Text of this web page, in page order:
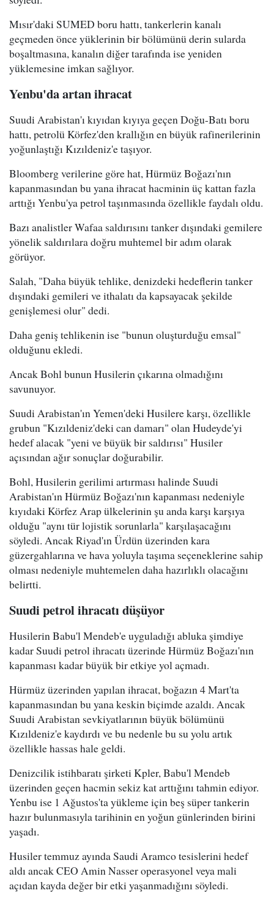
Mısır'daki SUMED boru hattı, tankerlerin kanalı
geçmeden önce yüklerinin bir bölümünü derin sularda
boşaltmasına, kanalın diğer tarafında ise yeniden
yüklemesine imkan sağlıyor.
Yenbu'da artan ihracat
Suudi Arabistan'ı kıyıdan kıyıya geçen Doğu-Batı boru
hattı, petrolü Körfez'den krallığın en büyük rafinerilerinin
yoğunlaştığı Kızıldeniz'e taşıyor.
Bloomberg verilerine göre hat, Hürmüz Boğazı'nın
kapanmasından bu yana ihracat hacminin üç kattan fazla
arttığı Yenbu'ya petrol taşınmasında özellikle faydalı oldu.
Bazı analistler Wafaa saldırısını tanker dışındaki gemilere
yönelik saldırılara doğru muhtemel bir adım olarak
görüyor.
Salah, "Daha büyük tehlike, denizdeki hedeflerin tanker
dışındaki gemileri ve ithalatı da kapsayacak şekilde
genişlemesi olur" dedi.
Daha geniş tehlikenin ise "bunun oluşturduğu emsal"
olduğunu ekledi.
Ancak Bohl bunun Husilerin çıkarına olmadığını
savunuyor.
Suudi Arabistan'ın Yemen'deki Husilere karşı, özellikle
grubun "Kızıldeniz'deki can damarı" olan Hudeyde'yi
hedef alacak "yeni ve büyük bir saldırısı" Husiler
açısından ağır sonuçlar doğurabilir.
Bohl, Husilerin gerilimi artırması halinde Suudi
Arabistan'ın Hürmüz Boğazı'nın kapanması nedeniyle
kıyıdaki Körfez Arap ülkelerinin şu anda karşı karşıya
olduğu "aynı tür lojistik sorunlarla" karşılaşacağını
söyledi. Ancak Riyad'ın Ürdün üzerinden kara
güzergahlarına ve hava yoluyla taşıma seçeneklerine sahip
olması nedeniyle muhtemelen daha hazırlıklı olacağını
belirtti.
Suudi petrol ihracatı düşüyor
Husilerin Babu'l Mendeb'e uyguladığı abluka şimdiye
kadar Suudi petrol ihracatı üzerinde Hürmüz Boğazı'nın
kapanması kadar büyük bir etkiye yol açmadı.
Hürmüz üzerinden yapılan ihracat, boğazın 4 Mart'ta
kapanmasından bu yana keskin biçimde azaldı. Ancak
Suudi Arabistan sevkiyatlarının büyük bölümünü
Kızıldeniz'e kaydırdı ve bu nedenle bu su yolu artık
özellikle hassas hale geldi.
Denizcilik istihbaratı şirketi Kpler, Babu'l Mendeb
üzerinden geçen hacmin sekiz kat arttığını tahmin ediyor.
Yenbu ise 1 Ağustos'ta yükleme için beş süper tankerin
hazır bulunmasıyla tarihinin en yoğun günlerinden birini
yaşadı.
Husiler temmuz ayında Saudi Aramco tesislerini hedef
aldı ancak CEO Amin Nasser operasyonel veya mali
açıdan kayda değer bir etki yaşanmadığını söyledi.